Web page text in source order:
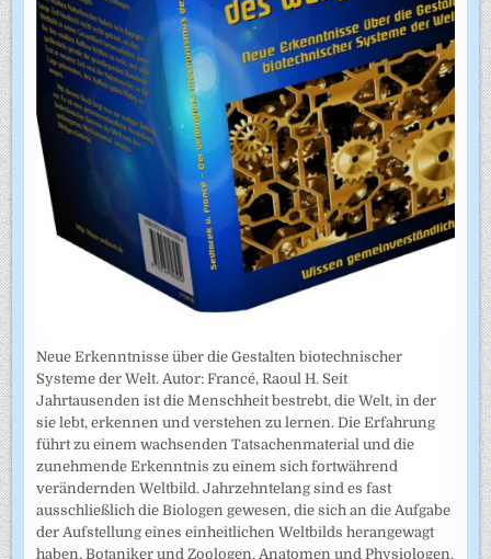
Neue Erkenntnisse über die Gestalten biotechnischer
Systeme der Welt. Autor: Francé, Raoul H. Seit
Jahrtausenden ist die Menschheit bestrebt, die Welt, in der
sie lebt, erkennen und verstehen zu lernen. Die Erfahrung
führt zu einem wachsenden Tatsachenmaterial und die
zunehmende Erkenntnis zu einem sich fortwährend
verändernden Weltbild. Jahrzehntelang sind es fast
ausschließlich die Biologen gewesen, die sich an die Aufgabe
der Aufstellung eines einheitlichen Weltbilds herangewagt
haben, Botaniker und Zoologen, Anatomen und Physiologen.